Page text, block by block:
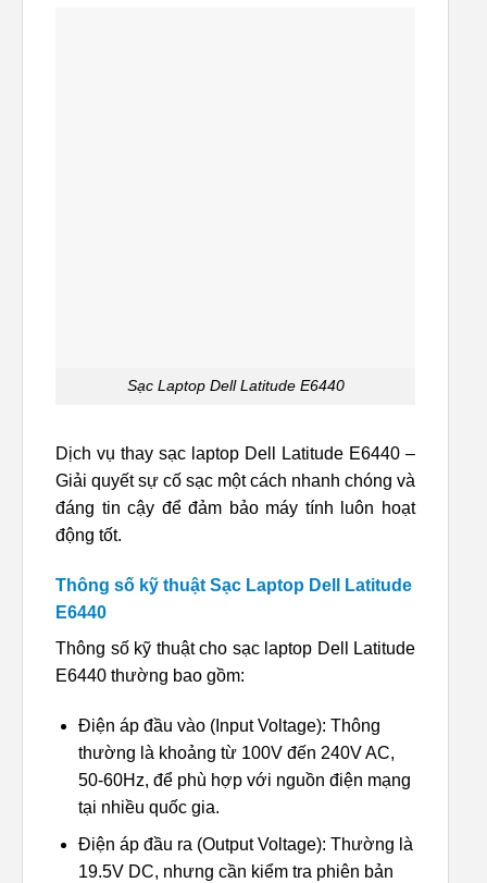
Sạc Laptop Dell Latitude E6440
Dịch vụ thay sạc laptop Dell Latitude E6440 –
Giải quyết sự cố sạc một cách nhanh chóng và
đáng tin cậy để đảm bảo máy tính luôn hoạt
động tốt.
Thông số kỹ thuật Sạc Laptop Dell Latitude
E6440
Thông số kỹ thuật cho sạc laptop Dell Latitude
E6440 thường bao gồm:
Điện áp đầu vào (Input Voltage): Thông
thường là khoảng từ 100V đến 240V AC,
50-60Hz, để phù hợp với nguồn điện mạng
tại nhiều quốc gia.
Điện áp đầu ra (Output Voltage): Thường là
19.5V DC, nhưng cần kiểm tra phiên bản